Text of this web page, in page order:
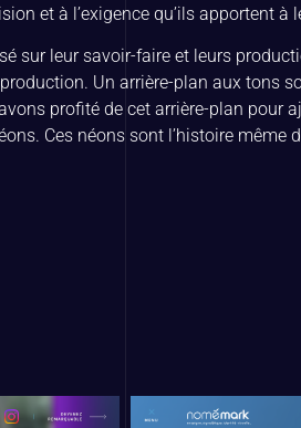
et à l’exigence qu’ils apportent à
sur leur savoir-faire et leurs
Un arrière-plan aux tons
profité de cet arrière-plan pour
Ces néons sont l’histoire même